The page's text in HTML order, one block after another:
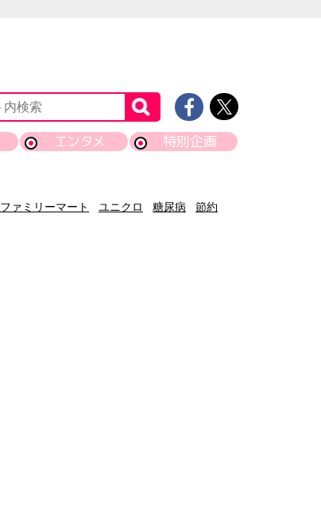
エンタメ 特別企画
ファミリーマート ユニクロ 糖尿病
節約